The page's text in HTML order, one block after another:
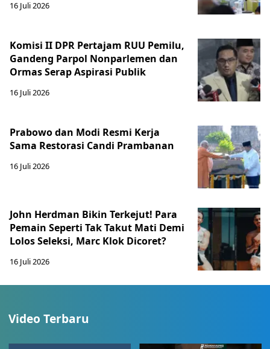
16 Juli 2026
Komisi II DPR Pertajam RUU Pemilu,
Gandeng Parpol Nonparlemen dan
Ormas Serap Aspirasi Publik
16 Juli 2026
Prabowo dan Modi Resmi Kerja
Sama Restorasi Candi Prambanan
16 Juli 2026
John Herdman Bikin Terkejut! Para
Pemain Seperti Tak Takut Mati Demi
Lolos Seleksi, Marc Klok Dicoret?
16 Juli 2026
Video Terbaru